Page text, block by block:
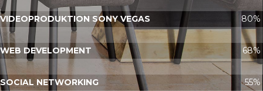
VIDEOPRODUKTION SONY VEGAS 80%
WEB DEVELOPMENT 68%
SOCIAL NETWORKING 55%